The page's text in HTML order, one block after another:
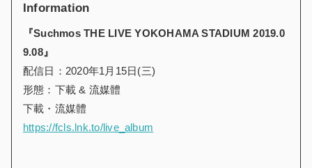
Information
『Suchmos THE LIVE YOKOHAMA STADIUM 2019.0
9.08』
配信日：2020年1月15日(三)
形態：下載 & 流媒體
下載・流媒體
https://fcls.lnk.to/live_album